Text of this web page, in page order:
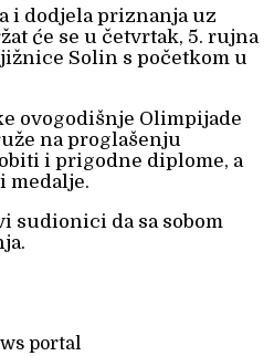
i dodjela priznanja uz
će se u četvrtak, 5. rujna
Solin s početkom u
ovogodišnje Olimpijade
na proglašenju
i prigodne diplome, a
medalje.
sudionici da sa sobom
portal